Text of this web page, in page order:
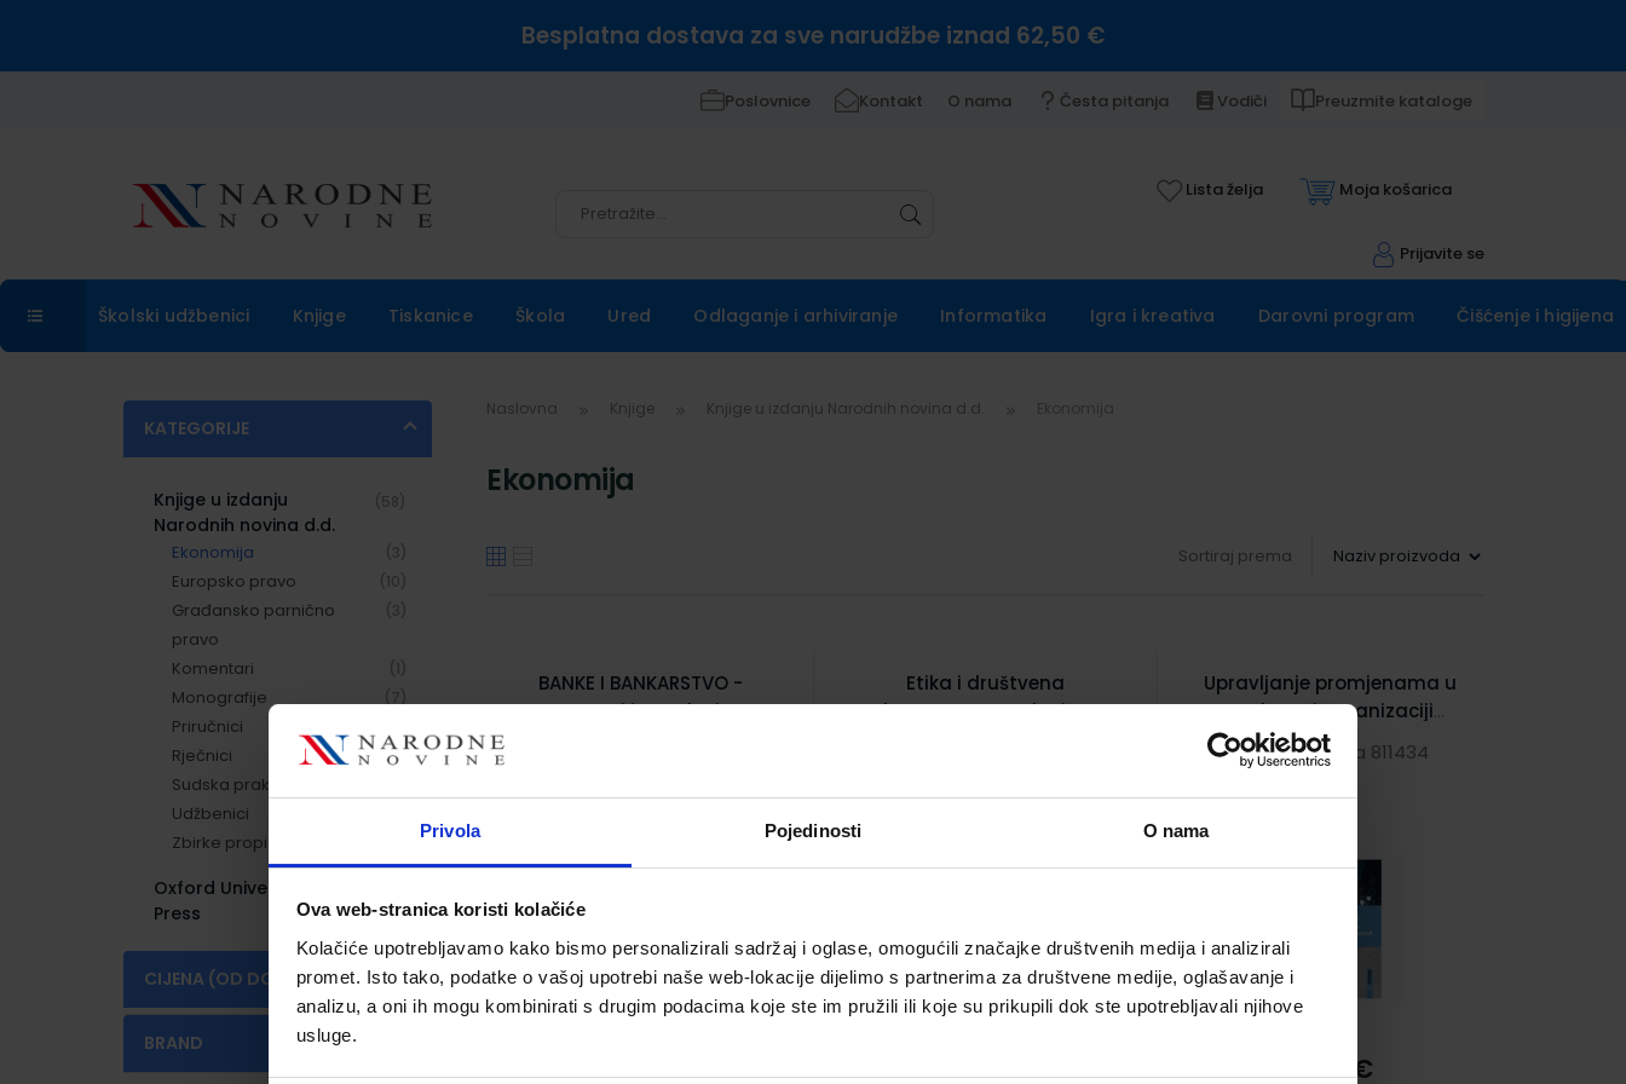
Privola Pojedinosti O nama
Ova web-stranica koristi kolačiće
Kolačiće upotrebljavamo kako bismo personalizirali sadržaj i oglase, omogućili značajke društvenih medija i analizirali
promet. Isto tako, podatke o vašoj upotrebi naše web-lokacije dijelimo s partnerima za društvene medije, oglašavanje i
analizu, a oni ih mogu kombinirati s drugim podacima koje ste im pružili ili koje su prikupili dok ste upotrebljavali njihove
usluge.
Besplatna dostava za sve narudžbe iznad 62,50 €
Poslovnice Kontakt O nama Česta pitanja Vodiči Preuzmite kataloge
Lista želja Moja košarica
Prijavite se
Školski udžbenici Knjige Tiskanice Škola Ured Odlaganje i arhiviranje Informatika Igra i kreativa Darovni program Čišćenje i higijena
KATEGORIJE
Knjige u izdanju
Narodnih novina d.d.
(58)
Ekonomija (3)
Europsko pravo (10)
Građansko parnično
pravo
(3)
Komentari (1)
Monografije (7)
Priručnici
Rječnici (2)
Sudska praksa
Udžbenici
Zbirke propisa
Oxford University
Press
CIJENA (OD DO)
BRAND
Naslovna Knjige Knjige u izdanju Narodnih novina d.d.
Ekonomija
Sortiraj prema
BANKE I BANKARSTVO -
Izazovi i trendovi
41,00 €
Etika i društvena
odgovornost marketinga,
29,20 €
Upravljanje promjenama u
poslovnoj organizaciji
digitalnog doba
Šifra proizvoda 811434
31,85 €